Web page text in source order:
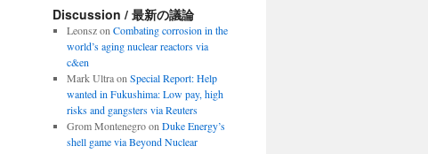
Discussion / 最新の議論
Leonszon Combating corrosion in the
world’s aging nuclear reactors via
c&en
Mark Ultraon Special Report: Help
wanted in Fukushima: Low pay, high
risks and gangsters via Reuters
Grom Montenegroon Duke Energy’s
shell game via Beyond Nuclear